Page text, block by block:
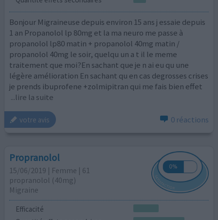
Bonjour Migraineuse depuis environ 15 ans j essaie depuis
1 an Propanolol lp 80mg et la ma neuro me passe à
propanolol lp80 matin + propanolol 40mg matin /
propanolol 40mg le soir, quelqu un a t il le meme
traitement que moi?En sachant que je n ai eu qu une
légère amélioration En sachant qu en cas degrosses crises
je prends ibuprofene +zolmipitran qui me fais bien effet
...lire la suite
votre avis 0 réactions
Propranolol
15/06/2019 | Femme | 61
propranolol (40mg)
Migraine
Efficacité